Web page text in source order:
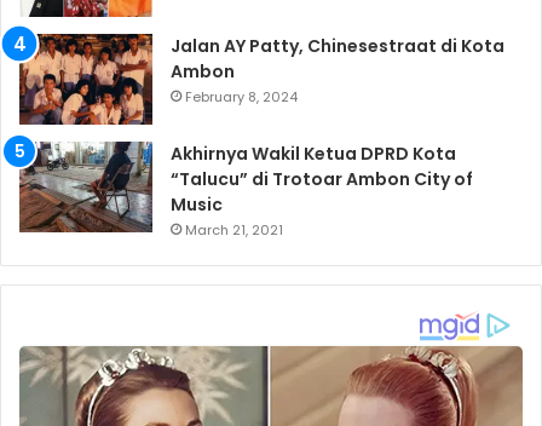
Jalan AY Patty, Chinesestraat di Kota
Ambon
February 8, 2024
Akhirnya Wakil Ketua DPRD Kota
“Talucu” di Trotoar Ambon City of
Music
March 21, 2021